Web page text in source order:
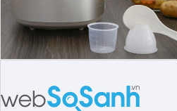
2. Nồi cơm điện điện tử
Sản phẩm thịnh hành nhất mà